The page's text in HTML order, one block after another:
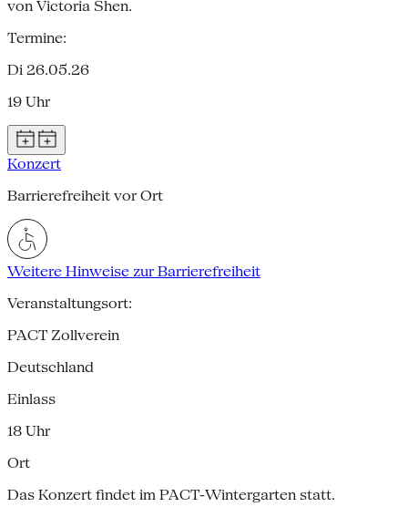
von Victoria Shen.
Termine:
Di 26.05.26
19 Uhr
Konzert
Barrierefreiheit vor Ort
Weitere Hinweise zur Barrierefreiheit
Veranstaltungsort:
PACT Zollverein
Deutschland
Einlass
18 Uhr
Ort
Das Konzert findet im PACT-Wintergarten statt.